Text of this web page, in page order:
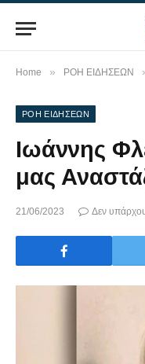
Home » ΡΟΗ ΕΙΔΗΣΕΩΝ
ΡΟΗ ΕΙΔΗΣΕΩΝ
Ιωάννης
μας
21/06/2023 Δεν